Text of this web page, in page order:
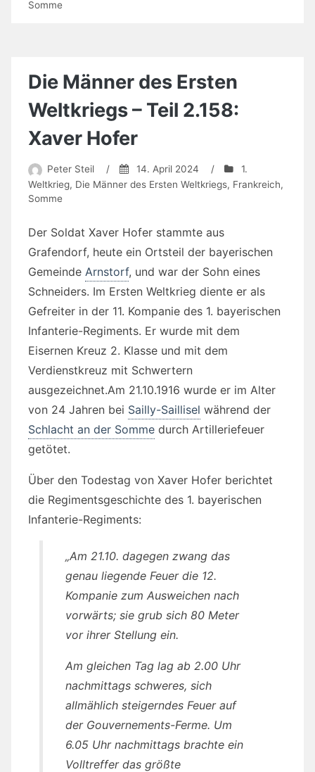
Somme
Die Männer des Ersten
Weltkriegs – Teil 2.158:
Xaver Hofer
Peter Steil / 14. April 2024 /
1.
Weltkrieg, Die Männer des Ersten Weltkriegs, Frankreich,
Somme
Der Soldat Xaver Hofer stammte aus
Grafendorf, heute ein Ortsteil der bayerischen
Gemeinde Arnstorf, und war der Sohn eines
Schneiders. Im Ersten Weltkrieg diente er als
Gefreiter in der 11. Kompanie des 1. bayerischen
Infanterie-Regiments. Er wurde mit dem
Eisernen Kreuz 2. Klasse und mit dem
Verdienstkreuz mit Schwertern
ausgezeichnet.Am 21.10.1916 wurde er im Alter
von 24 Jahren bei Sailly-Saillisel während der
Schlacht an der Somme durch Artilleriefeuer
getötet.
Über den Todestag von Xaver Hofer berichtet
die Regimentsgeschichte des 1. bayerischen
Infanterie-Regiments:
„Am 21.10. dagegen zwang das
genau liegende Feuer die 12.
Kompanie zum Ausweichen nach
vorwärts; sie grub sich 80 Meter
vor ihrer Stellung ein.
Am gleichen Tag lag ab 2.00 Uhr
nachmittags schweres, sich
allmählich steigerndes Feuer auf
der Gouvernements-Ferme. Um
6.05 Uhr nachmittags brachte ein
Volltreffer das größte